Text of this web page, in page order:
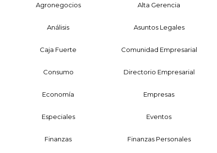
Agronegocios Alta Gerencia
Análisis Asuntos Legales
Caja Fuerte Comunidad Empresarial
Consumo Directorio Empresarial
Economía Empresas
Especiales Eventos
Finanzas Finanzas Personales